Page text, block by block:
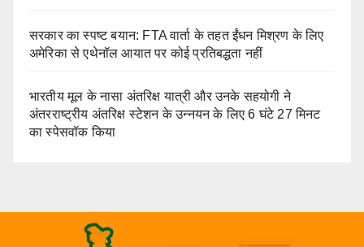
सरकार का स्पष्ट बयान: FTA वार्ता के तहत ईंधन मिश्रण के लिए
अमेरिका से एथेनॉल आयात पर कोई प्रतिबद्धता नहीं
भारतीय मूल के नासा अंतरिक्ष यात्री और उनके सहयोगी ने
अंतरराष्ट्रीय अंतरिक्ष स्टेशन के उन्नयन के लिए 6 घंटे 27 मिनट
का स्पेसवॉक किया